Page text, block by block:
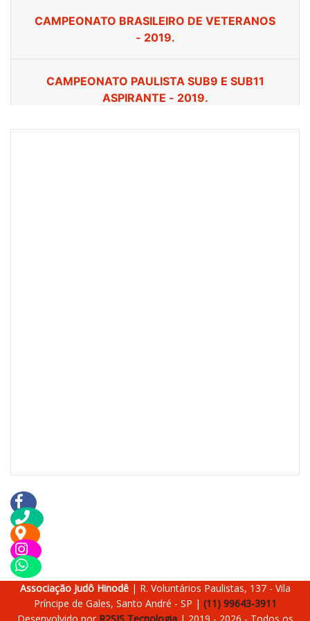
Associação Judô Hinodê | R. Voluntários Paulistas, 137 - Vila
Príncipe de Gales, Santo André - SP | (11) 99643-3911
Mudar Cursor Altura de Linha